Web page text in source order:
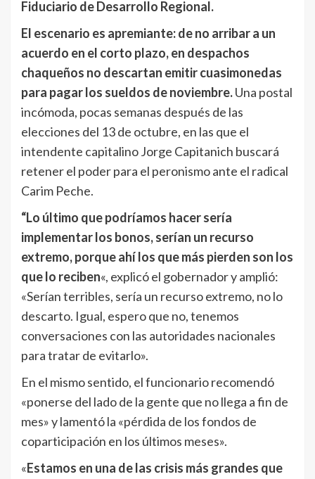
Fiduciario de Desarrollo Regional.
El escenario es apremiante: de no arribar a un
acuerdo en el corto plazo, en despachos
chaqueños no descartan emitir cuasimonedas
para pagar los sueldos de noviembre.Una postal
incómoda, pocas semanas después de las
elecciones del 13 de octubre, en las que el
intendente capitalino Jorge Capitanich buscará
retener el poder para el peronismo ante el radical
Carim Peche.
“Lo último que podríamos hacer sería
implementar los bonos, serían un recurso
extremo, porque ahí los que más pierden son los
que lo reciben«, explicó el gobernador y amplió:
«Serían terribles, sería un recurso extremo, no lo
descarto. Igual, espero que no, tenemos
conversaciones con las autoridades nacionales
para tratar de evitarlo».
En el mismo sentido, el funcionario recomendó
«ponerse del lado de la gente que no llega a fin de
mes» y lamentó la «pérdida de los fondos de
coparticipación en los últimos meses».
«Estamos en una de las crisis más grandes que